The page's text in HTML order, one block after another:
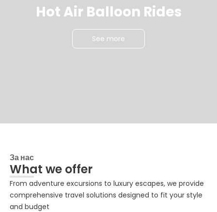
Hot Air Balloon Rides
See more
За нас
What we offer
From adventure excursions to luxury escapes, we provide
comprehensive travel solutions designed to fit your style
and budget